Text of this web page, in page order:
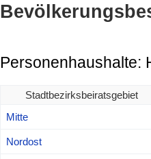
Personenhaushalte:
Stadtbezirksbeiratsgebiet
Mitte
Nordost